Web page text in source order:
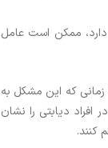
دارد، ممکن است عامل
که این مشکل به
دیابتی را نشان
کنند.